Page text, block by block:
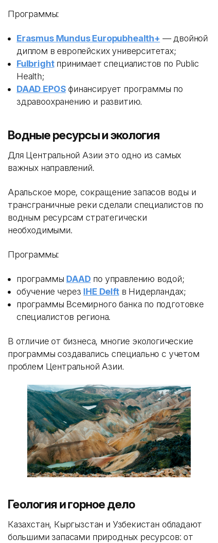
Программы:
Erasmus Mundus Europubhealth+ — двойной
диплом в европейских университетах;
Fulbrightпринимает специалистов по Public
Health;
DAAD EPOS финансирует программы по
здравоохранению и развитию.
Водные ресурсы и экология
Для Центральной Азии это одно из самых
важных направлений.
Аральское море, сокращение запасов воды и
трансграничные реки сделали специалистов по
водным ресурсам стратегически
необходимыми.
Программы:
программы DAAD по управлению водой;
обучение через IHE Delftв Нидерландах;
программы Всемирного банка по подготовке
специалистов региона.
В отличие от бизнеса, многие экологические
программы создавались специально с учетом
проблем Центральной Азии.
Геология и горное дело
Казахстан, Кыргызстан и Узбекистан обладают
большими запасами природных ресурсов: от